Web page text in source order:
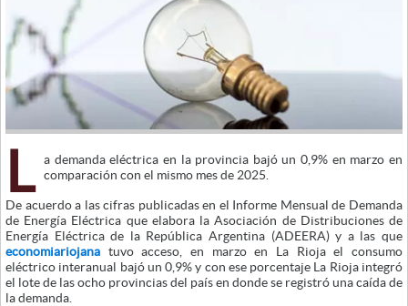
L
a demanda eléctrica en la provincia bajó un 0,9% en marzo en
comparación con el mismo mes de 2025.
De acuerdo a las cifras publicadas en el Informe Mensual de Demanda
de Energía Eléctrica que elabora la Asociación de Distribuciones de
Energía Eléctrica de la República Argentina (ADEERA) y a las que
economiariojana tuvo acceso, en marzo en La Rioja el consumo
eléctrico interanual bajó un 0,9% y con ese porcentaje La Rioja integró
el lote de las ocho provincias del país en donde se registró una caída de
la demanda.